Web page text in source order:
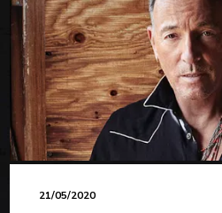
21/05/2020